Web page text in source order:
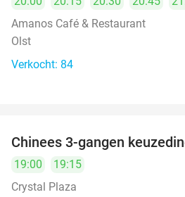
Amanos Café & Restaurant
Olst
Verkocht: 84
Chinees 3-gangen
19:00
19:15
Crystal Plaza